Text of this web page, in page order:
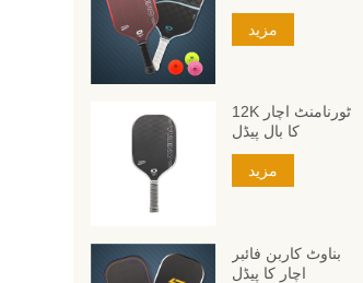
مزید
12K ٹورنامنٹ اچار
کا بال پیڈل
مزید
بناوٹ کاربن فائبر
اچار کا پیڈل